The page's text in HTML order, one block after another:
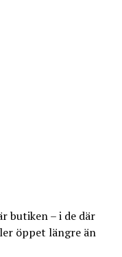
butiken – i de där
öppet längre än